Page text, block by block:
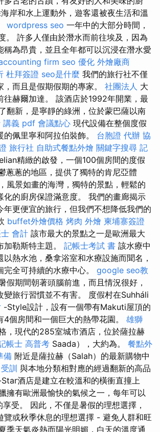
岸和水上運動外，遊客還被夜生活和溫
wordpress seo 一年中的大部分時間，
。 許多人僅由於潛水而前往埃及，因為
稱為昂貴，並且全年都可以沉浸在潛水愛
firm seo 優化 外燴廠商
杜拜簽證 seo是什麼 我們的旅行社不僅
，而且是假期假期的專家。 社團法人 大
往赫爾加達。 該酒店於1992年開業，最
翻新，是寧靜的綠洲，位於蒙巴薩以南
講義 pdf 會議點心 現代設備在整個度假
的佩里寧和阿拉伯裝飾。 台胞證 代辦 協
旅行社 自助式餐點外燴 關鍵字搜尋 記
精緻的啟發，一個100個房間的度假
蔥蔥的地區，提供了獨特的肯尼亞體
風景如畫的海灣，獨特的景點，輕鬆的
化的廚房保證滿意度。 我們的畫廊揭示
年更便宜的旅行，但我們不想降低我們的
buffet外燴價格 烤肉 外燴 柬埔寨簽證
會計 該市最大的景點之一是歐洲最大
加勒斯特主題。 記帳士考試 書 該水療中
熱水池，桑拿浴室和水療設施而聞名，
完全可持續的水療中心。 google seo教
假期間朝著頭腦前進，而且情況很好，
變旅行習慣並不有害。 度假村在Suhháli
-Style設計，設有一個帶有Makuti屋頂的
4個房間和一個巨大的熱帶花園。 雄獅
，現代的285室城市酒店，位於薩拉赫
帳士 高普考 Saada），大約為。 餐點外
備 附近是薩拉赫（Salah）的最新購物中
訓 與本地分類相對應的經過翻新的高品
酒店是建立在較溫和的橫衝直撞上
擁有歐洲最愉快的氣候之一，每年可以
受。 因此，不僅是暑假的理想選擇，
覽或秋季休息的理想選擇 - 避免人群和旺
季天氣炎熱而陽光明媚，白天的溫度通